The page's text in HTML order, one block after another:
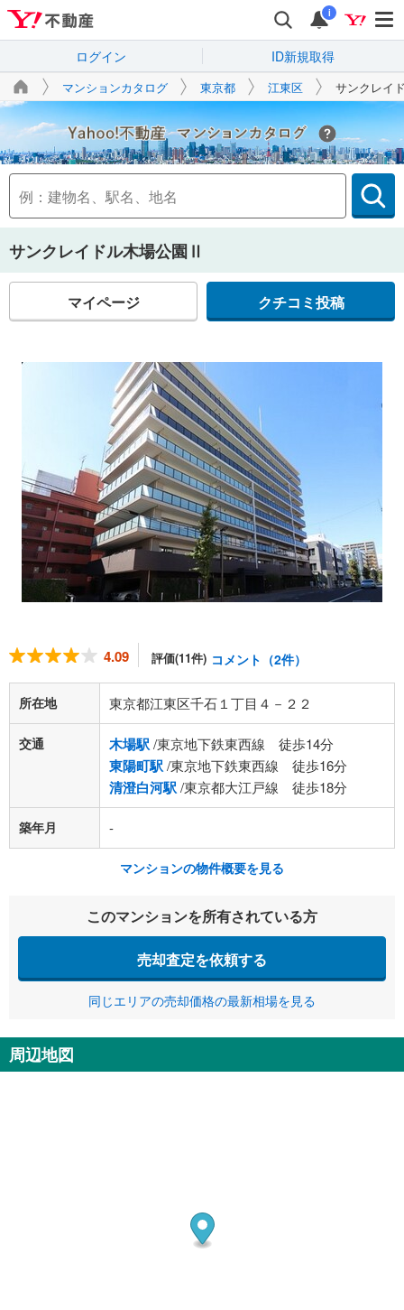
i
ログイン ID新規取得
マンションカタログ 東京都 江東区 サンクレイ
Yahoo!不動産
サンクレイドル木場公園Ⅱ
マイページ クチコミ投稿
4.09 評価(11件) コメント（2件）
所在地 東京都江東区千石１丁目４－２２
交通 木場駅/東京地下鉄東西線 徒歩14分
東陽町駅/東京地下鉄東西線 徒歩16分
清澄白河駅/東京都大江戸線 徒歩18分
築年月 -
マンションの物件概要を見る
このマンションを所有されている方
売却査定を依頼する
同じエリアの売却価格の最新相場を見る
周辺地図